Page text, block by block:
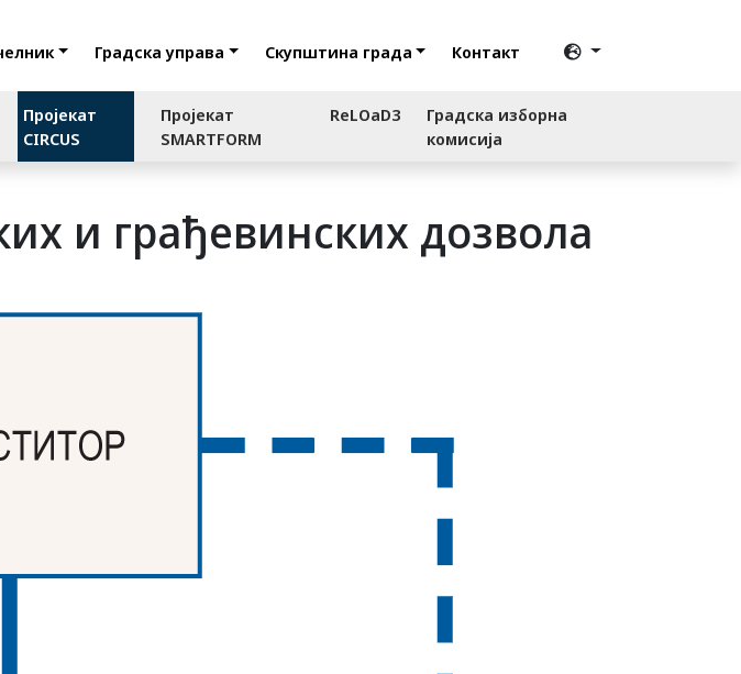
Градска управа Скупштина града Контакт
Пројекат
CIRCUS
Пројекат
SMARTFORM
ReLOaD3
Градска изборна
комисија
и грађевинских дозвола